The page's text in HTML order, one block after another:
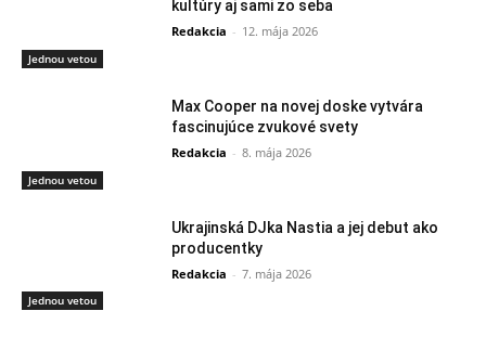
Jednou vetou
kultúry aj sami zo seba
Redakcia - 12. mája 2026
Jednou vetou
Max Cooper na novej doske vytvára
fascinujúce zvukové svety
Redakcia - 8. mája 2026
Jednou vetou
Ukrajinská DJka Nastia a jej debut ako
producentky
Redakcia - 7. mája 2026